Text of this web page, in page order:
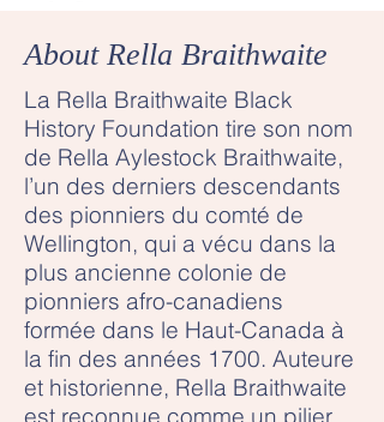
About Rella Braithwaite
La Rella Braithwaite Black
History Foundation tire son nom
de Rella Aylestock Braithwaite,
l’un des derniers descendants
des pionniers du comté de
Wellington, qui a vécu dans la
plus ancienne colonie de
pionniers afro-canadiens
formée dans le Haut-Canada à
la fin des années 1700. Auteure
et historienne, Rella Braithwaite
est reconnue comme un pilier